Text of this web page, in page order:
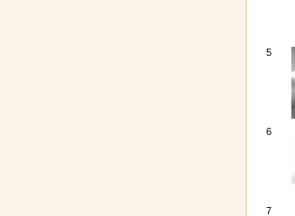
5
6
7